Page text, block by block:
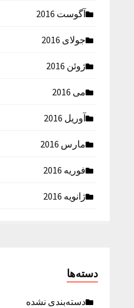
آگوست 2016
جولای 2016
ژوئن 2016
می 2016
آوریل 2016
مارس 2016
فوریه 2016
ژانویه 2016
دسته‌ها
دسته‌بندی نشده